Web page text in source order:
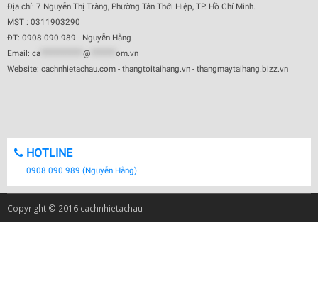
Địa chỉ: 7 Nguyễn Thị Tràng, Phường Tân Thới Hiệp, TP. Hồ Chí Minh.
MST : 0311903290
ĐT: 0908 090 989 - Nguyễn Hằng
Email: ca @
om.vn
Website: cachnhietachau.com - thangtoitaihang.vn - thangmaytaihang.bizz.vn
HOTLINE
0908 090 989 (Nguyễn Hằng)
Copyright © 2016 cachnhietachau